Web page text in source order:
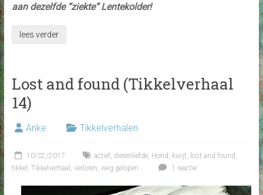
aan dezelfde “ziekte” Lentekolder!
lees verder
Lost and found (Tikkelverhaal
14)
Anke Tikkelverhalen
10/02/2017 actief, dierenliefde, Hond , kwijt, lost and found ,
tikkel , Tikkelverhaal , verloren, weg gelopen 1 reactie